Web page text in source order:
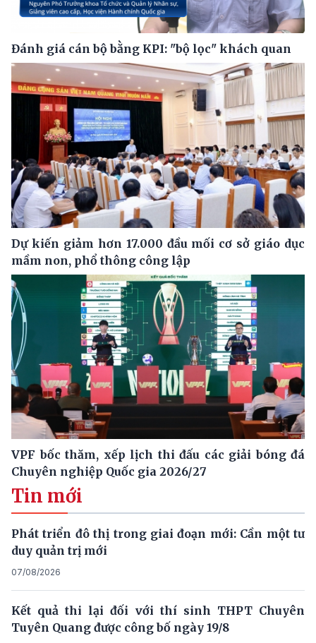
Đánh giá cán bộ bằng KPI: "bộ lọc" khách quan
Dự kiến giảm hơn 17.000 đầu mối cơ sở giáo dục
mầm non, phổ thông công lập
VPF bốc thăm, xếp lịch thi đấu các giải bóng đá
Chuyên nghiệp Quốc gia 2026/27
Tin mới
Phát triển đô thị trong giai đoạn mới: Cần một tư
duy quản trị mới
07/08/2026
Kết quả thi lại đối với thí sinh THPT Chuyên
Tuyên Quang được công bố ngày 19/8